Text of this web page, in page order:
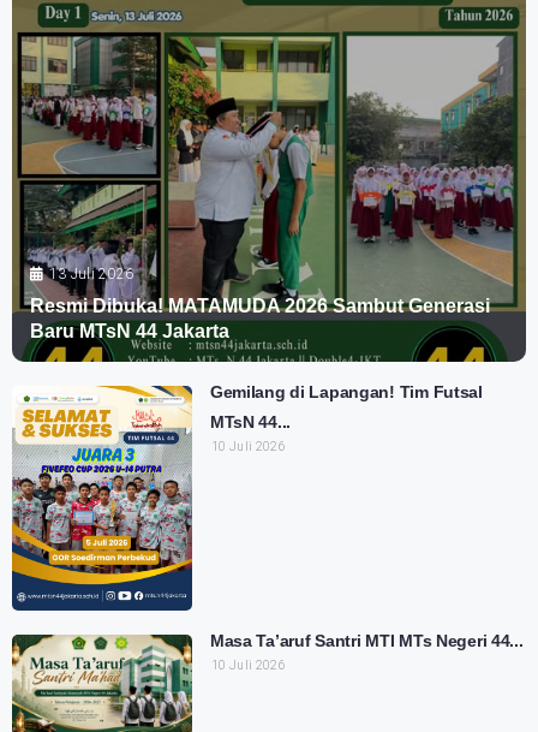
13 Juli 2026
Resmi Dibuka! MATAMUDA 2026 Sambut Generasi
Baru MTsN 44 Jakarta
Gemilang di Lapangan! Tim Futsal
MTsN 44...
10 Juli 2026
Masa Ta’aruf Santri MTI MTs Negeri 44...
10 Juli 2026